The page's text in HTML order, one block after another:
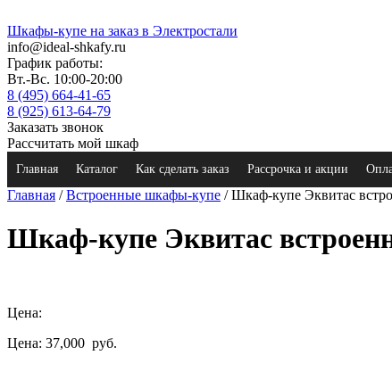
Шкафы-купе на заказ в Электростали
info@ideal-shkafy.ru
График работы:
Вт.-Вс. 10:00-20:00
8 (495) 664-41-65
8 (925) 613-64-79
Заказать звонок
Рассчитать мой шкаф
Главная Каталог Как сделать заказ Рассрочка и акции
Главная /Встроенные шкафы-купе / Шкаф-купе Эквитас
Шкаф-купе Эквитас
Цена:
Цена: 37,000 руб.